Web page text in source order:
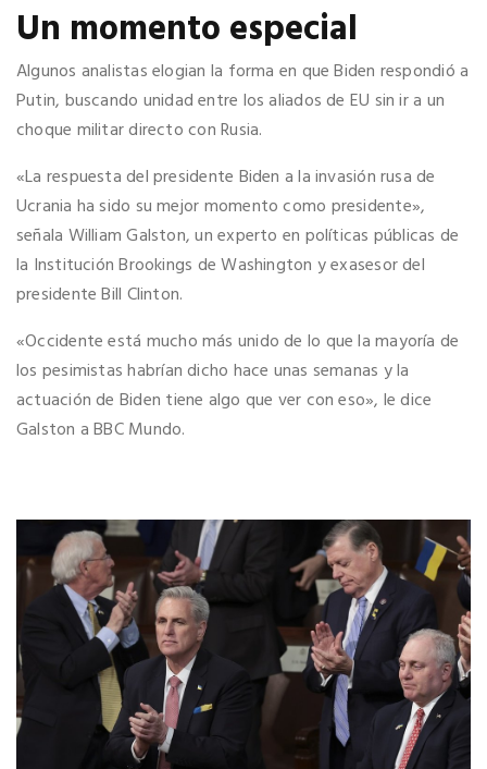
Un momento especial
Algunos analistas elogian la forma en que Biden respondió a
Putin, buscando unidad entre los aliados de EU sin ir a un
choque militar directo con Rusia.
«La respuesta del presidente Biden a la invasión rusa de
Ucrania ha sido su mejor momento como presidente»,
señala William Galston, un experto en políticas públicas de
la Institución Brookings de Washington y exasesor del
presidente Bill Clinton.
«Occidente está mucho más unido de lo que la mayoría de
los pesimistas habrían dicho hace unas semanas y la
actuación de Biden tiene algo que ver con eso», le dice
Galston a BBC Mundo.